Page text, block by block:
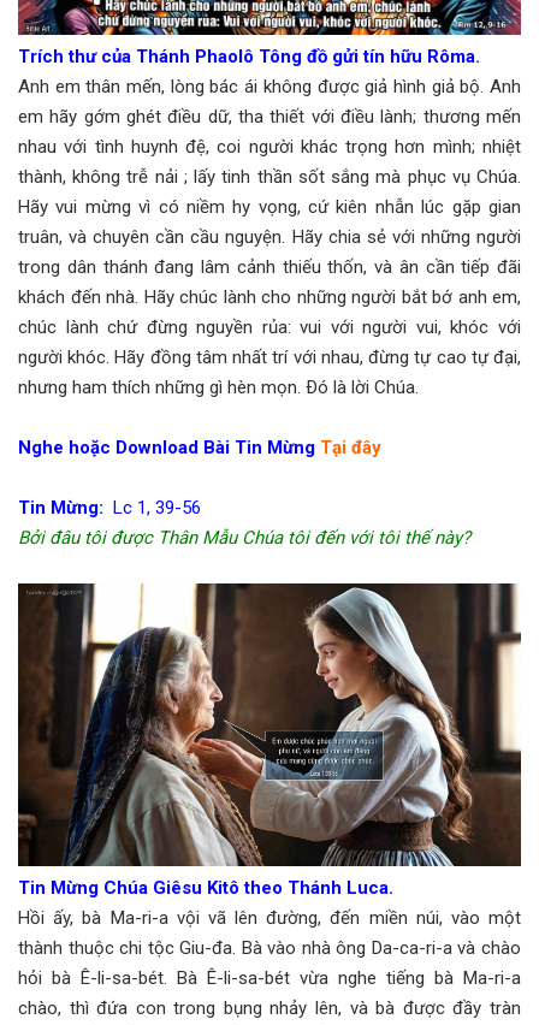
Trích thư của Thánh Phaolô Tông đồ gửi tín hữu Rôma.
Anh em thân mến, lòng bác ái không được giả hình giả bộ. Anh
em hãy gớm ghét điều dữ, tha thiết với điều lành; thương mến
nhau với tình huynh đệ, coi người khác trọng hơn mình; nhiệt
thành, không trễ nải ; lấy tinh thần sốt sắng mà phục vụ Chúa.
Hãy vui mừng vì có niềm hy vọng, cứ kiên nhẫn lúc gặp gian
truân, và chuyên cần cầu nguyện. Hãy chia sẻ với những người
trong dân thánh đang lâm cảnh thiếu thốn, và ân cần tiếp đãi
khách đến nhà. Hãy chúc lành cho những người bắt bớ anh em,
chúc lành chứ đừng nguyền rủa: vui với người vui, khóc với
người khóc. Hãy đồng tâm nhất trí với nhau, đừng tự cao tự đại,
nhưng ham thích những gì hèn mọn. Ðó là lời Chúa.
Nghe hoặc Download Bài Tin Mừng Tại đây
Tin Mừng: Lc 1, 39-56
Bởi đâu tôi được Thân Mẫu Chúa tôi đến với tôi thế này?
Tin Mừng Chúa Giêsu Kitô theo Thánh Luca.
Hồi ấy, bà Ma-ri-a vội vã lên đường, đến miền núi, vào một
thành thuộc chi tộc Giu-đa. Bà vào nhà ông Da-ca-ri-a và chào
hỏi bà Ê-li-sa-bét. Bà Ê-li-sa-bét vừa nghe tiếng bà Ma-ri-a
chào, thì đứa con trong bụng nhảy lên, và bà được đầy tràn